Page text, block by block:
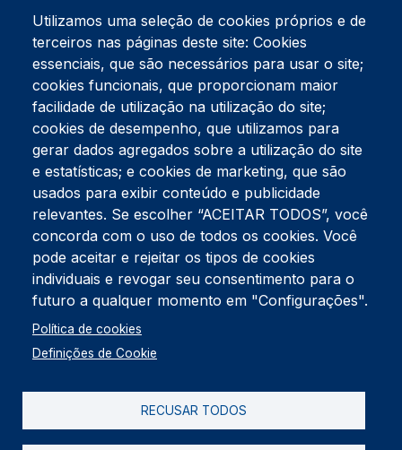
Tel:234 390 100Fax:234 390 100
Endereço Postal
Apartado 42
Rua Gil Eanes 31
3834-908 Gafanha da Nazaré
Estúdios
Rua Prior Guerra
Edifício do Centro Cultural da Gafanha da Nazaré
3830-556 Gafanha da Nazaré
Rodapé
Cookies
Política de Privacidade
Utilizamos uma seleção de cookies próprios e de
terceiros nas páginas deste site: Cookies
essenciais, que são necessários para usar o site;
cookies funcionais, que proporcionam maior
facilidade de utilização na utilização do site;
cookies de desempenho, que utilizamos para
gerar dados agregados sobre a utilização do site
e estatísticas; e cookies de marketing, que são
usados para exibir conteúdo e publicidade
relevantes. Se escolher “ACEITAR TODOS”, você
concorda com o uso de todos os cookies. Você
pode aceitar e rejeitar os tipos de cookies
individuais e revogar seu consentimento para o
futuro a qualquer momento em "Configurações".
Política de cookies
Definições de Cookie
RECUSAR TODOS